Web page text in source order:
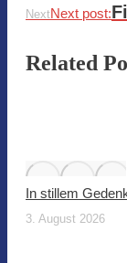
NextNext post:
Related
In stillem
3. August 2026